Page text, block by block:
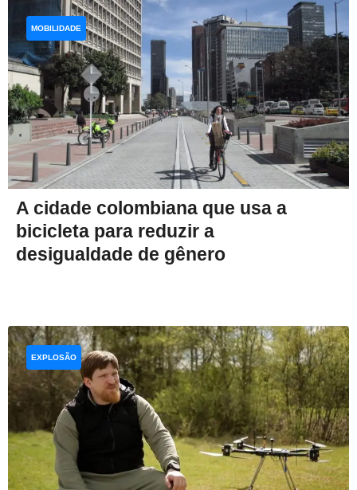
A cidade colombiana que usa a
bicicleta para reduzir a
desigualdade de gênero
MOBILIDADE
EXPLOSÃO